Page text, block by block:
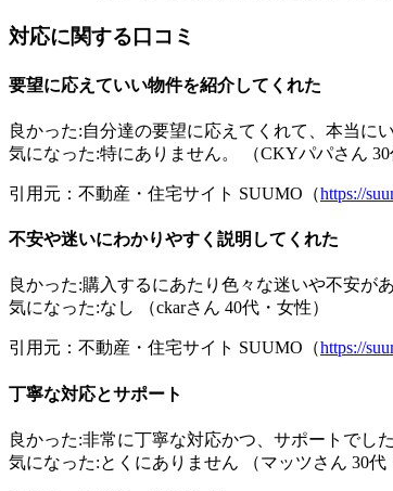
対応に関する口コミ
要望に応えていい物件を紹介してくれた
良かった:自分達の要望に応えてくれて、本当に
気になった:特にありません。 （CKYパパさん 30
引用元：不動産・住宅サイト SUUMO（https://
不安や迷いにわかりやすく説明してくれた
良かった:購入するにあたり色々な迷いや不安が
気になった:なし （ckarさん 40代・女性）
引用元：不動産・住宅サイト SUUMO（https://
丁寧な対応とサポート
良かった:非常に丁寧な対応かつ、サポートでし
気になった:とくにありません （マッツさん 30代